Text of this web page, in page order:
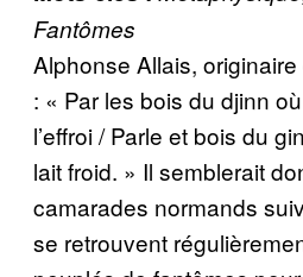
Fantômes
Alphonse Allais, originaire
: « Par les bois du djinn
l’effroi / Parle et bois du
lait froid. » Il semblerait
camarades normands
se retrouvent